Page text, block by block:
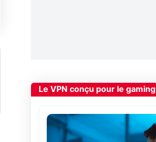
Le VPN conçu pour le gaming